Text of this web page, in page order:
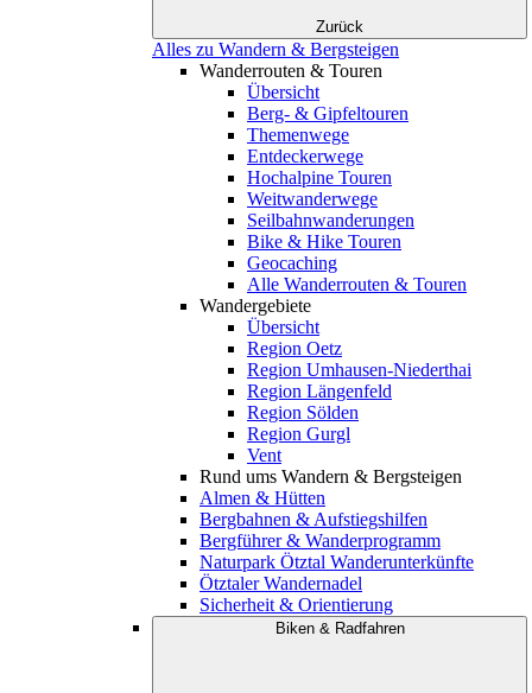
Zurück
Alles zu Wandern & Bergsteigen
Wanderrouten & Touren
Übersicht
Berg- & Gipfeltouren
Themenwege
Entdeckerwege
Hochalpine Touren
Weitwanderwege
Seilbahnwanderungen
Bike & Hike Touren
Geocaching
Alle Wanderrouten & Touren
Wandergebiete
Übersicht
Region Oetz
Region Umhausen-Niederthai
Region Längenfeld
Region Sölden
Region Gurgl
Vent
Rund ums Wandern & Bergsteigen
Almen & Hütten
Bergbahnen & Aufstiegshilfen
Bergführer & Wanderprogramm
Naturpark Ötztal Wanderunterkünfte
Ötztaler Wandernadel
Sicherheit & Orientierung
Biken & Radfahren